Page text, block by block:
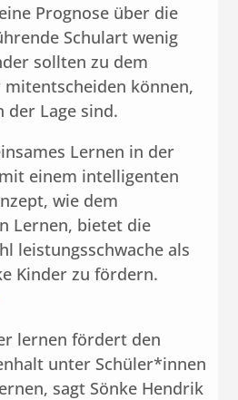
Prognose über die
Schulart wenig
sollten zu dem
können,
der Lage sind.
Lernen in der
einem intelligenten
wie dem
Lernen, bietet die
leistungsschwache als
Kinder zu fördern.
lernen fördert den
unter Schüler*innen
sagt Sönke Hendrik